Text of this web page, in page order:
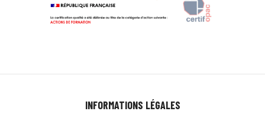
INFORMATIONS LÉGALES